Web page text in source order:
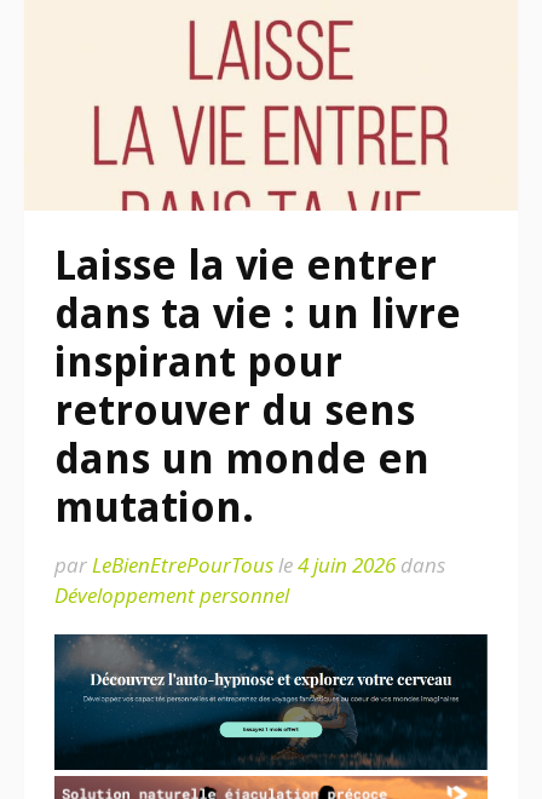
Laisse la vie entrer
dans ta vie : un livre
inspirant pour
retrouver du sens
dans un monde en
mutation.
parLeBienEtrePourTousle4 juin 2026dans
Développement personnel